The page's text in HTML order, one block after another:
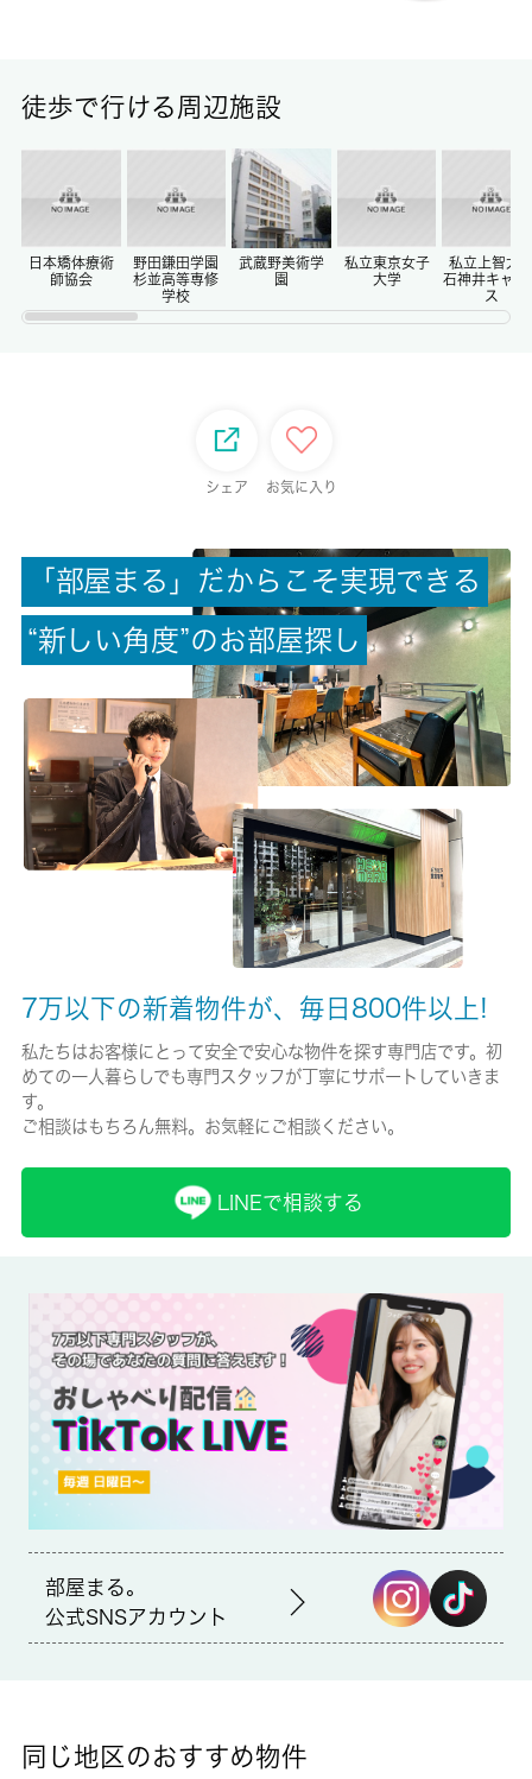
-/-
権利金/雑費
駐車場/料金
-/-
有/20000円
保険名/保険期間
-/2年
Casa 保証料：賃料等の０．５ヶ月分（最低保証料２万円）／月
賃貸区分/契約期間
定期借家権/2年
保証料：賃料等の０．５ヶ月分（最低保証料２万円）／月額保証
料 賃料等の１．２％２年定借・再契約相談可※１年未満の短期
解約時違約金（賃料表記に対して１ヵ月分）あり共用部には宅配
ボックス・ゴミ出し２４時間ＯＫなど様々な設備やサービスが揃
っているので便利です。収納はシューズボックス・クロゼットな
ど豊富なので、広々と空間を利用することも可能です。室内設備
はＢＳ・エアコンなど大変充実しております。住人以外が住居エ
リアに侵入しにくく安全性が上がるオートロック機能を備えてい
ます。駅から徒歩１０分のマンションで、電車での通勤にも便利
な立地です。調理を同時に進めることで忙しい朝でも短い時間で
料理ができる２口コンロがあります。バストイレ別のマンション
です。不在中でも管理人が定期巡回しているので万が一の時に心
強い。室温を一定に保つ、断熱性のあるフローリングのマンショ
徒歩で行ける周辺施設
日本矯体療術
師協会
野田鎌田学園
杉並高等専修
学校
武蔵野美術学
園
私立東京女子
大学
私立上智大
石神井キャン
ス
シェア お気に入り
「 部屋 ま る 」 だ か ら こ そ実現で き る
“新 し い角 度”のお部屋探 し
7万以下の新着物件が、毎日800件以上!
私たちはお客様にとって安全で安心な物件を探す専門店です。初
めての一人暮らしでも専門スタッフが丁寧にサポートしていきま
す。
ご相談はもちろん無料。お気軽にご相談ください。
LINEで相談する
部屋まる。
公式SNSアカウント
同じ地区のおすすめ物件